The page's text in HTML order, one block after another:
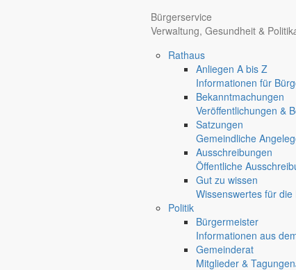
Bürgerservice
Verwaltung, Gesundheit & Politik
Rathaus
Anliegen A bis Z
Informationen für
Bekanntmachungen
Veröffentlichungen &
Satzungen
Gemeindliche
Ausschreibungen
Öffentliche
Gut zu wissen
Wissenswertes für die
Politik
Bürgermeister
Informationen aus
Gemeinderat
Mitglieder & Tagungen